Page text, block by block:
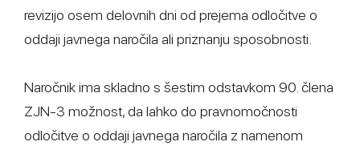
revizijo osem delovnih dni od prejema odločitve o
oddaji javnega naročila ali priznanju sposobnosti.
Naročnik ima skladno s šestim odstavkom 90. člena
ZJN-3 možnost, da lahko do pravnomočnosti
odločitve o oddaji javnega naročila z namenom